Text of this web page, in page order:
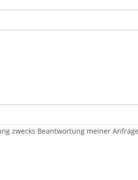
zwecks Beantwortung meiner